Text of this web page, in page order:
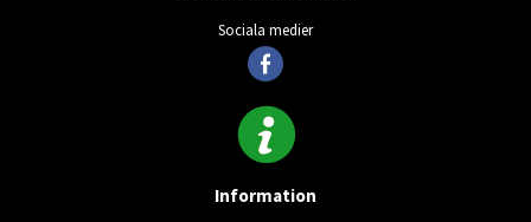
Sociala medier
Information